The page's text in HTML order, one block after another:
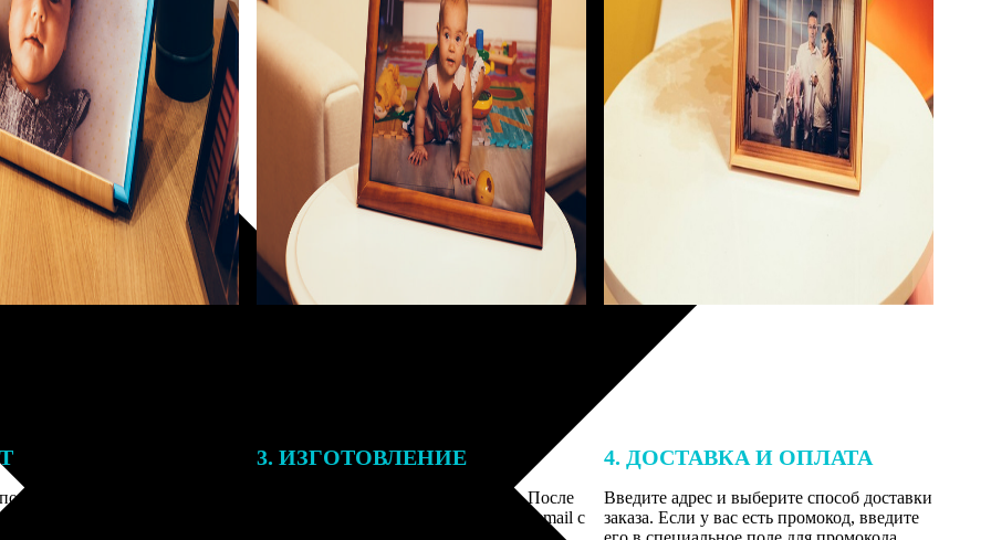
заказа к печати
могут связаться с Вами
3. ИЗГОТОВЛЕНИЕ
Оплатите заказ банковской картой. После
оплаты получите подтверждение на email с
4. ДОСТАВКА И ОПЛАТА
Введите адрес и выберите способ доставки
заказа. Если у вас есть промокод, введите